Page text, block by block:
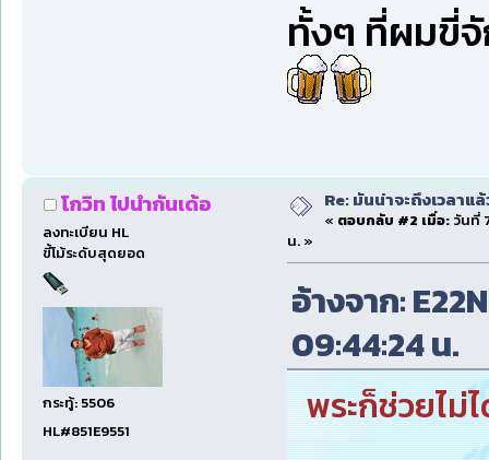
ทั้งๆ ที่ผมขี่
โกวิท ไปนำกันเด้อ
ลงทะเบียน HL
ขี้โม้ระดับสุดยอด
กระทู้: 5506
HL#851E9551
Re: มันน่าจะถึงเวลาแ
« ตอบกลับ #2 เมื่อ:วันที่
น. »
อ้างจาก:
09:44:24 น.
พระก็ช่วยไม่